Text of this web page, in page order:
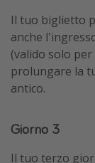
Il tuo biglietto
anche
(valido solo
prolungare la
antico.
Giorno 3
Il tuo terzo